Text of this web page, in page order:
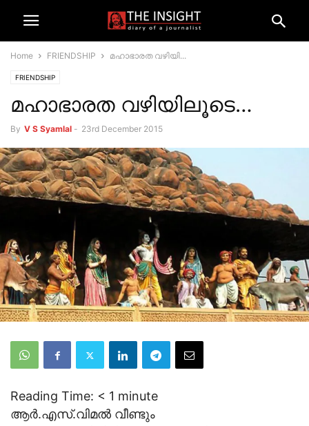
Home FRIENDSHIP മഹാഭാരത വഴിയി...
FRIENDSHIP
മഹാഭാരത വഴിയിലൂടെ…
By V S Syamlal - 23rd December 2015
Reading Time: < 1 minute
ആര്‍.എസ്.വിമല്‍ വീണ്ടും